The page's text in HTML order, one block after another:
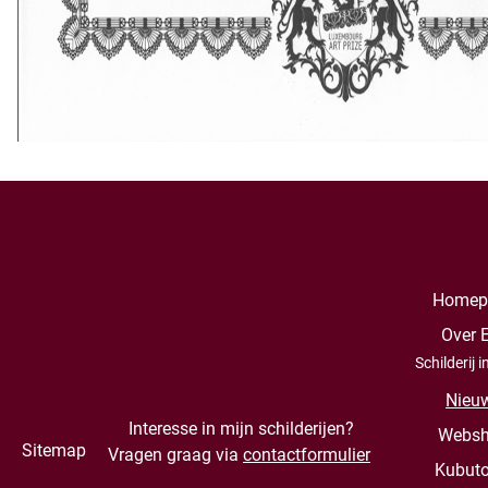
Sitemap
Interesse in mijn schilderijen?
Vragen graag via contactformulier
Over
Schilderij